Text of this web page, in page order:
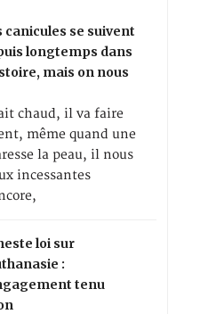
canicules se suivent
longtemps dans
mais on nous
chaud, il va faire
même quand une
la peau, il nous
incessantes
loi sur
:
tenu